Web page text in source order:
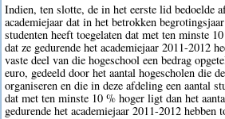
Indien, ten slotte, de in het eerste lid bedoelde
academiejaar dat in het betrokken
studenten heeft toegelaten dat met ten minste
dat ze gedurende het academiejaar 2011-2012
vaste deel van die hogeschool een bedrag
euro, gedeeld door het aantal hogescholen die
organiseren en die in deze afdeling een aantal
dat met ten minste 10 % hoger ligt dan het
gedurende het academiejaar 2011-2012 hebben